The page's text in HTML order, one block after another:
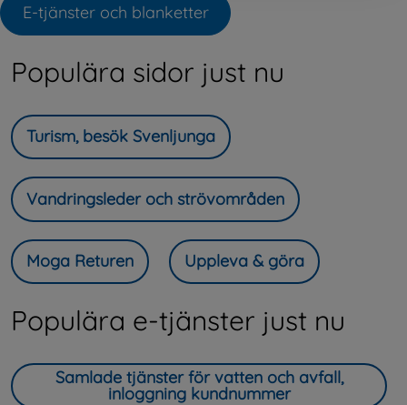
E-tjänster och blanketter
Öppnas i nytt fönster.
Populära sidor just nu
Turism, besök Svenljunga
Vandringsleder och strövområden
Moga Returen Uppleva & göra
Populära e-tjänster just nu
Samlade tjänster för vatten och avfall,
inloggning kundnummer